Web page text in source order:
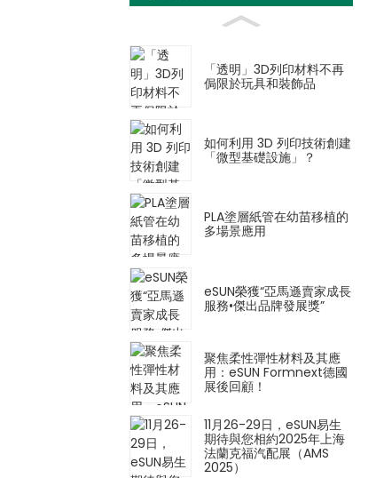
「透明」3D列印材料不再
侷限於玩具和裝飾品
如何利用 3D 列印技術創建
「微型基礎設施」？
PLA塗層紙管在幼苗移植的
多場景應用
eSUN榮獲“亞馬遜賣家成長
服務•傑出品牌發展獎”
聚焦柔性彈性材料及其應
用：eSUN Formnext德國
展後回顧！
11月26-29日，eSUN易生
期待與您相約2025年上海
法蘭克福汽配展（AMS
2025）